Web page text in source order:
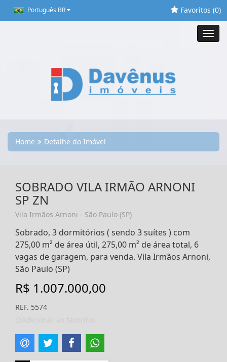
Português BR Favoritos (0)
Home Detalhe do Imóvel
SOBRADO VILA IRMÃO ARNONI
SP ZN
Vila Irmãos Arnoni - São Paulo (SP)
Sobrado, 3 dormitórios ( sendo 3 suítes ) com
275,00 m² de área útil, 275,00 m² de área total, 6
vagas de garagem, para venda. Vila Irmãos Arnoni,
São Paulo (SP)
R$ 1.007.000,00
REF. 5574